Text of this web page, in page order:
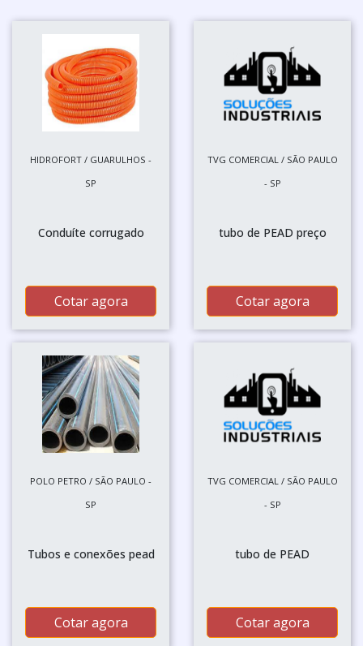
HIDROFORT / GUARULHOS -
SP
Conduíte corrugado
Cotar agora
TVG COMERCIAL / SÃO PAULO
- SP
tubo de PEAD preço
Cotar agora
POLO PETRO / SÃO PAULO -
SP
Tubos e conexões pead
Cotar agora
TVG COMERCIAL / SÃO PAULO
- SP
tubo de PEAD
Cotar agora